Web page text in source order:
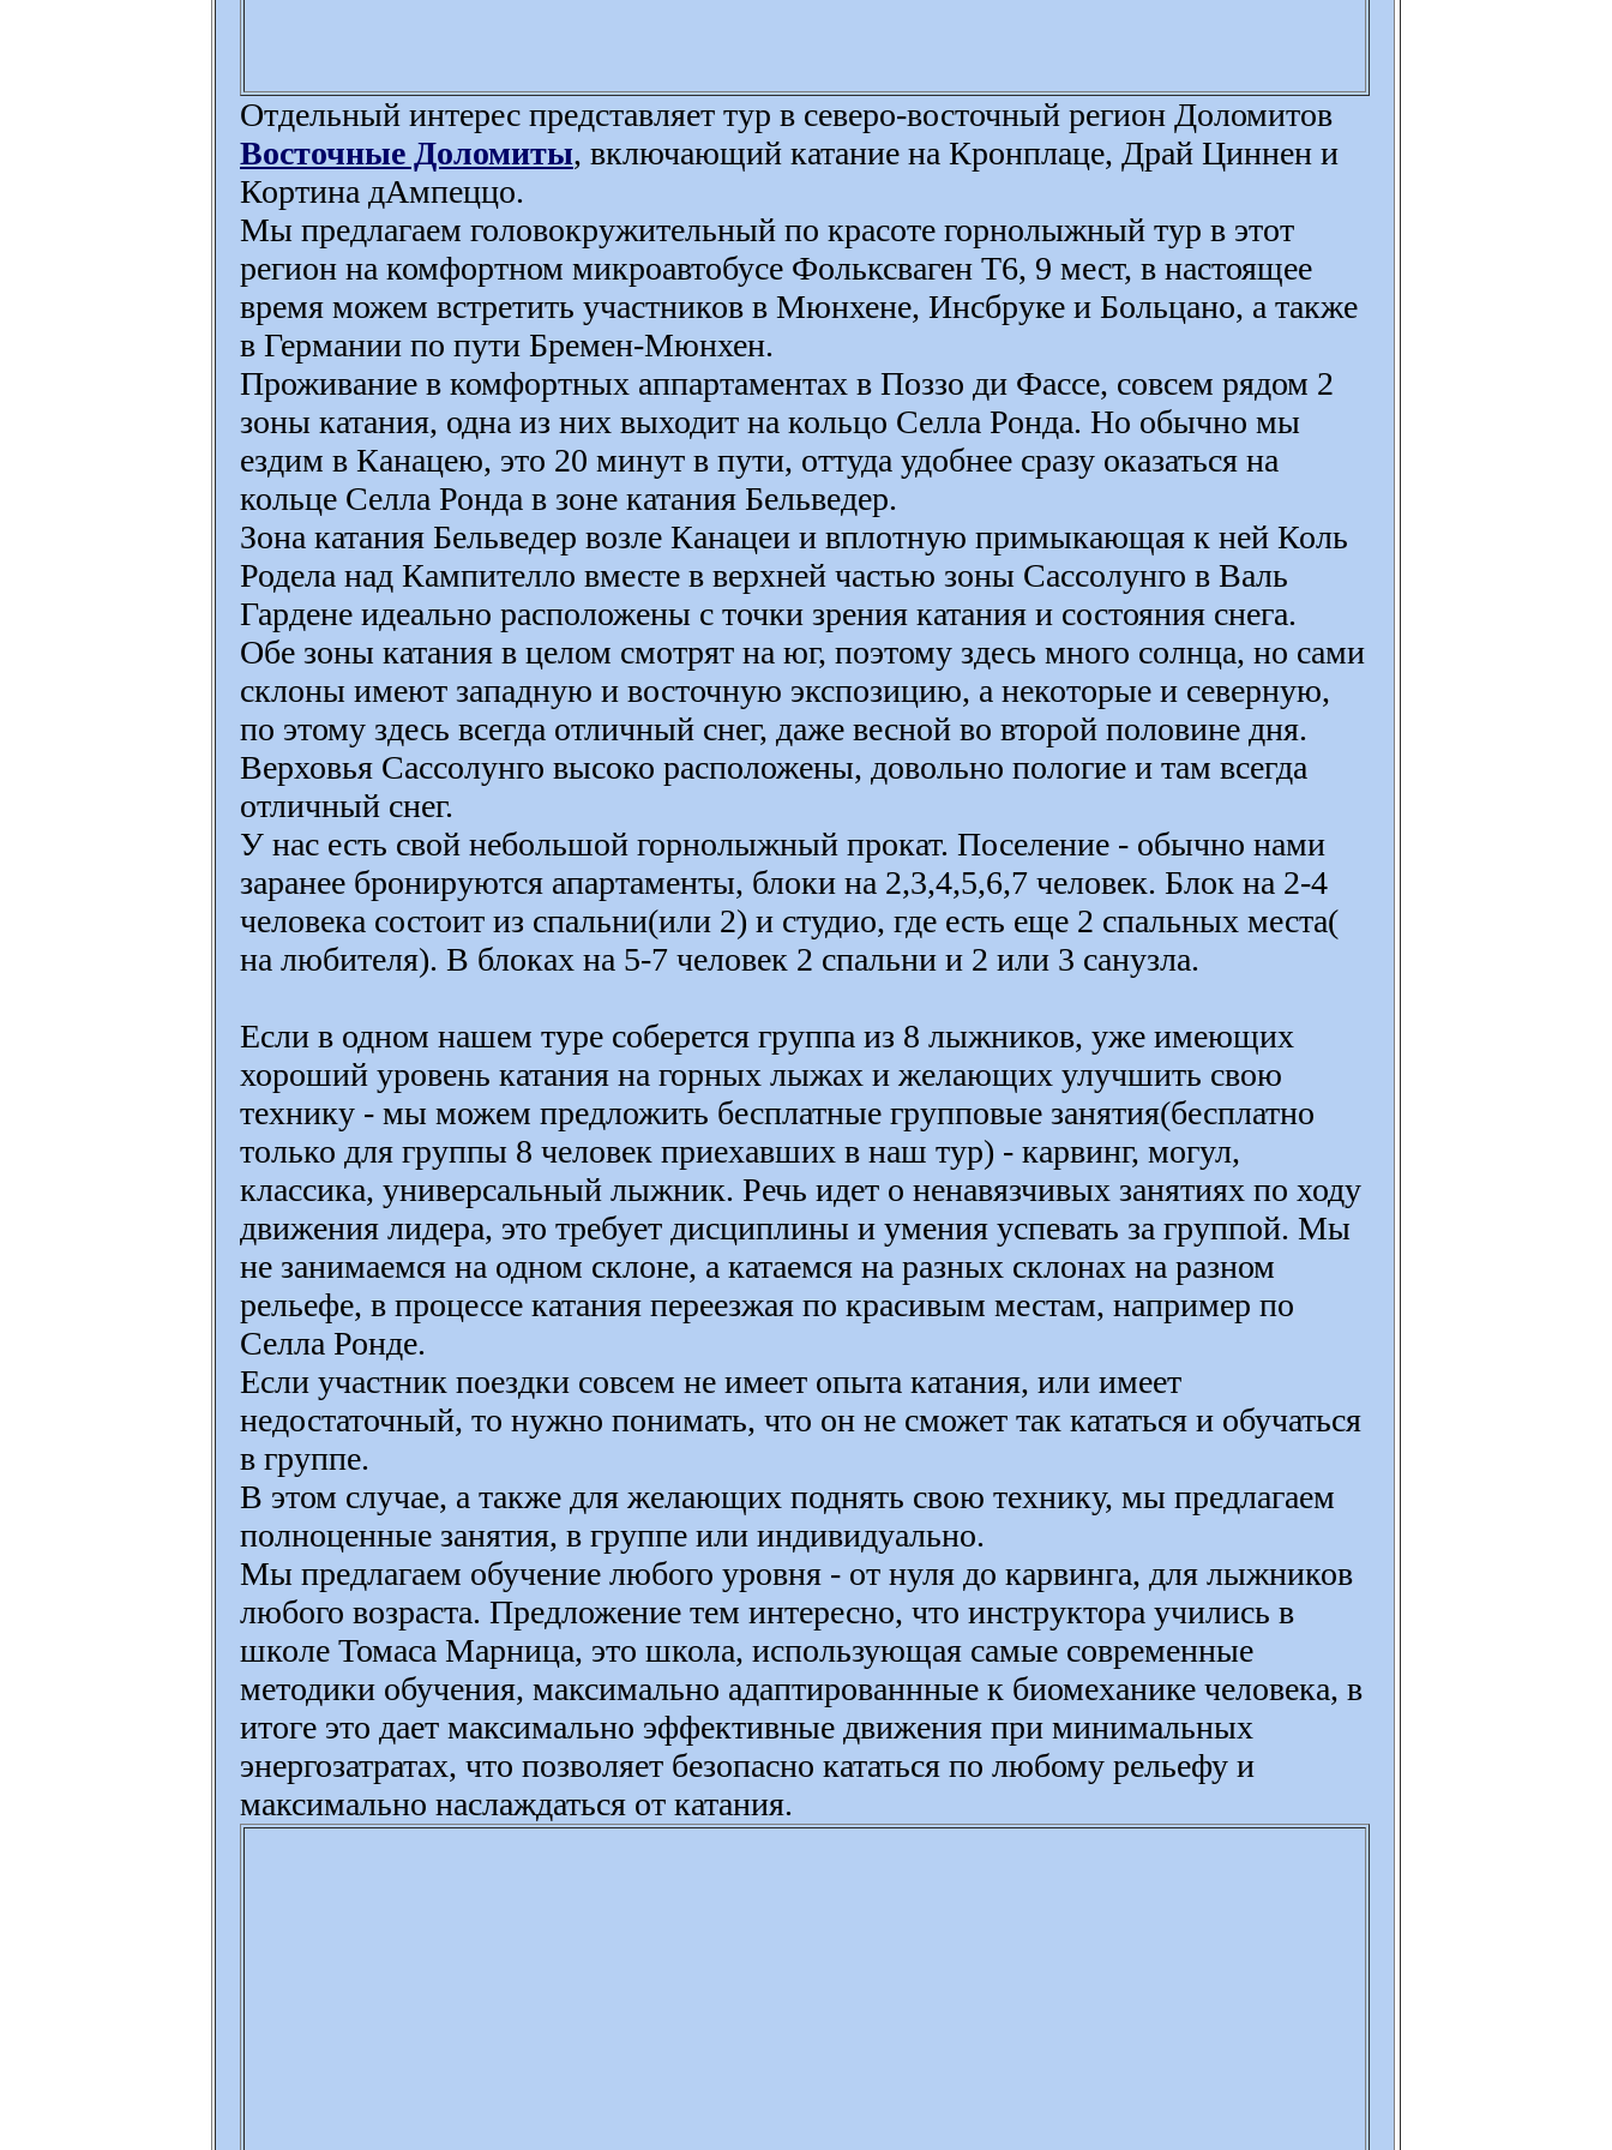
Отдельный интерес представляет тур в северо-восточный регион Доломитов
Восточные Доломиты, включающий катание на Кронплаце, Драй Циннен и
Кортина дАмпеццо.
Мы предлагаем головокружительный по красоте горнолыжный тур в этот
регион на комфортном микроавтобусе Фольксваген Т6, 9 мест, в настоящее
время можем встретить участников в Мюнхене, Инсбруке и Больцано, а также
в Германии по пути Бремен-Мюнхен.
Проживание в комфортных аппартаментах в Поззо ди Фассе, совсем рядом 2
зоны катания, одна из них выходит на кольцо Селла Ронда. Но обычно мы
ездим в Канацею, это 20 минут в пути, оттуда удобнее сразу оказаться на
кольце Селла Ронда в зоне катания Бельведер.
Зона катания Бельведер возле Канацеи и вплотную примыкающая к ней Коль
Родела над Кампителло вместе в верхней частью зоны Сассолунго в Валь
Гардене идеально расположены с точки зрения катания и состояния снега.
Обе зоны катания в целом смотрят на юг, поэтому здесь много солнца, но сами
склоны имеют западную и восточную экспозицию, а некоторые и северную,
по этому здесь всегда отличный снег, даже весной во второй половине дня.
Верховья Сассолунго высоко расположены, довольно пологие и там всегда
отличный снег.
У нас есть свой небольшой горнолыжный прокат. Поселение - обычно нами
заранее бронируются апартаменты, блоки на 2,3,4,5,6,7 человек. Блок на 2-4
человека состоит из спальни(или 2) и студио, где есть еще 2 спальных места(
на любителя). В блоках на 5-7 человек 2 спальни и 2 или 3 санузла.
Если в одном нашем туре соберется группа из 8 лыжников, уже имеющих
хороший уровень катания на горных лыжах и желающих улучшить свою
технику - мы можем предложить бесплатные групповые занятия(бесплатно
только для группы 8 человек приехавших в наш тур) - карвинг, могул,
классика, универсальный лыжник. Речь идет о ненавязчивых занятиях по ходу
движения лидера, это требует дисциплины и умения успевать за группой. Мы
не занимаемся на одном склоне, а катаемся на разных склонах на разном
рельефе, в процессе катания переезжая по красивым местам, например по
Селла Ронде.
Если участник поездки совсем не имеет опыта катания, или имеет
недостаточный, то нужно понимать, что он не сможет так кататься и обучаться
в группе.
В этом случае, а также для желающих поднять свою технику, мы предлагаем
полноценные занятия, в группе или индивидуально.
Мы предлагаем обучение любого уровня - от нуля до карвинга, для лыжников
любого возраста. Предложение тем интересно, что инструктора учились в
школе Томаса Марница, это школа, использующая самые современные
методики обучения, максимально адаптированнные к биомеханике человека, в
итоге это дает максимально эффективные движения при минимальных
энергозатратах, что позволяет безопасно кататься по любому рельефу и
максимально наслаждаться от катания.